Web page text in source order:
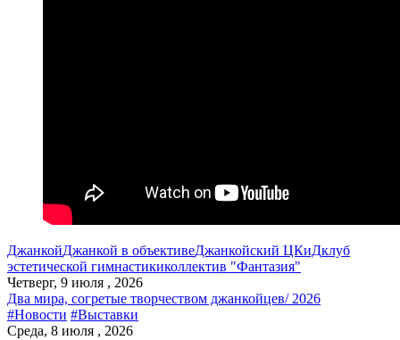
ДжанкойДжанкой в объективеДжанкойский ЦКиДклуб
эстетической гимнастикиколлектив "Фантазия"
Четверг, 9 июля , 2026
Два мира, согретые творчеством джанкойцев/ 2026
#Новости #Выставки
Среда, 8 июля , 2026